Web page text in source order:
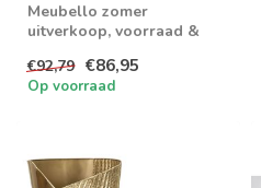
Meubello zomer
uitverkoop, voorraad &
levertijd 1/2 wek...
€92,79 €86,95
Op voorraad